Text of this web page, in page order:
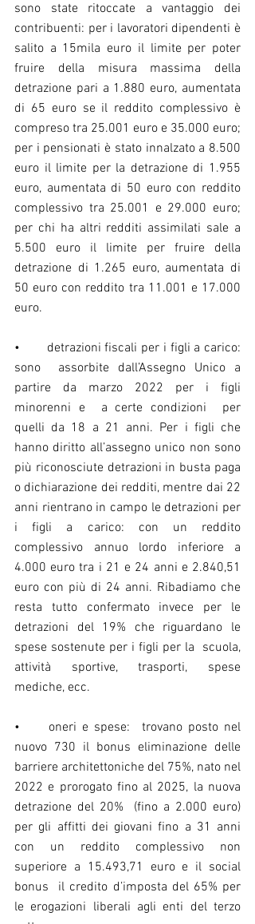
sono state ritoccate a vantaggio dei
contribuenti: per i lavoratori dipendenti è
salito a 15mila euro il limite per poter
fruire della misura massima della
detrazione pari a 1.880 euro, aumentata
di 65 euro se il reddito complessivo è
compreso tra 25.001 euro e 35.000 euro;
per i pensionati è stato innalzato a 8.500
euro il limite per la detrazione di 1.955
euro, aumentata di 50 euro con reddito
complessivo tra 25.001 e 29.000 euro;
per chi ha altri redditi assimilati sale a
5.500 euro il limite per fruire della
detrazione di 1.265 euro, aumentata di
50 euro con reddito tra 11.001 e 17.000
euro.
•	detrazioni fiscali per i figli a carico:
sono  assorbite dall’Assegno Unico a
partire da marzo 2022 per i figli
minorenni e  a certe condizioni  per
quelli da 18 a 21 anni. Per i figli che
hanno diritto all’assegno unico non sono
più riconosciute detrazioni in busta paga
o dichiarazione dei redditi, mentre dai 22
anni rientrano in campo le detrazioni per
i figli a carico: con un reddito
complessivo annuo lordo inferiore a
4.000 euro tra i 21 e 24 anni e 2.840,51
euro con più di 24 anni. Ribadiamo che
resta tutto confermato invece per le
detrazioni del 19% che riguardano le
spese sostenute per i figli per la  scuola,
attività sportive, trasporti, spese
mediche, ecc.
•	oneri e spese:  trovano posto nel
nuovo 730 il bonus eliminazione delle
barriere architettoniche del 75%, nato nel
2022 e prorogato fino al 2025, la nuova
detrazione del 20%  (fino a 2.000 euro)
per gli affitti dei giovani fino a 31 anni
con un reddito complessivo non
superiore a 15.493,71 euro e il social
bonus  il credito d’imposta del 65% per
le erogazioni liberali agli enti del terzo